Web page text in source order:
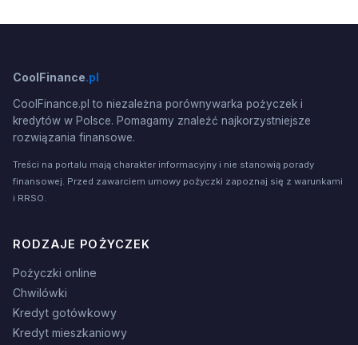
CoolFinance.pl
CoolFinance.pl to niezależna porównywarka pożyczek i
kredytów w Polsce. Pomagamy znaleźć najkorzystniejsze
rozwiązania finansowe.
Treści na portalu mają charakter informacyjny i nie stanowią porady
finansowej. Przed zawarciem umowy pożyczki zapoznaj się z warunkami
i RRSO.
RODZAJE POŻYCZEK
Pożyczki online
Chwilówki
Kredyt gotówkowy
Kredyt mieszkaniowy